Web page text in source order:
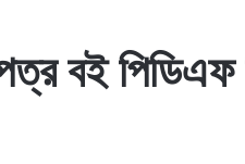
পত্র বই